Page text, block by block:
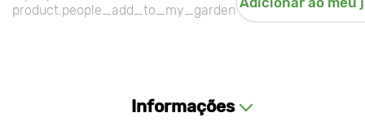
product.people_add_to_my_garden
Informações